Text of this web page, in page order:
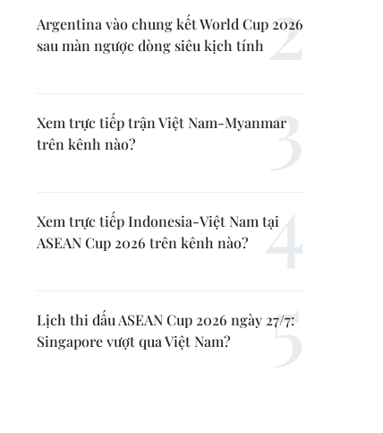
Argentina vào chung kết World Cup 2026
sau màn ngược dòng siêu kịch tính
Xem trực tiếp trận Việt Nam-Myanmar
trên kênh nào?
Xem trực tiếp Indonesia-Việt Nam tại
ASEAN Cup 2026 trên kênh nào?
Lịch thi đấu ASEAN Cup 2026 ngày 27/7:
Singapore vượt qua Việt Nam?